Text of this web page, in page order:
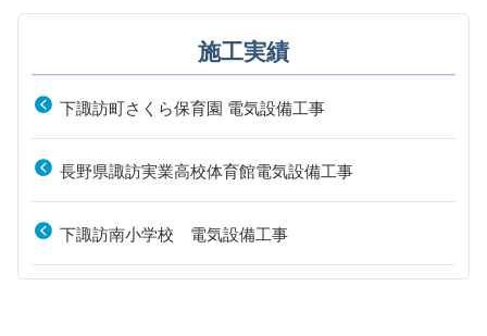
施工実績
下諏訪町さくら保育園 電気設備工事
長野県諏訪実業高校体育館電気設備工事
下諏訪南小学校 電気設備工事